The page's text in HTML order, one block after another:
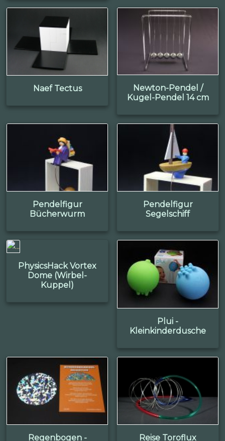
Naef Tectus
Newton-Pendel /
Kugel-Pendel 14 cm
Pendelfigur
Bücherwurm
Pendelfigur
Segelschiff
PhysicsHack Vortex
Dome (Wirbel-
Kuppel)
Plui -
Kleinkinderdusche
Regenbogen - Reise Toroflux